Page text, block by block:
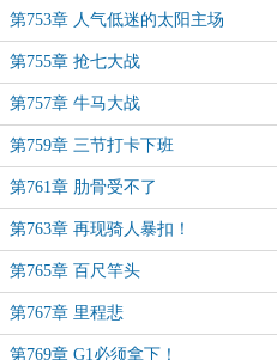
第753章 人气低迷的太阳主场
第755章 抢七大战
第757章 牛马大战
第759章 三节打卡下班
第761章 肋骨受不了
第763章 再现骑人暴扣！
第765章 百尺竿头
第767章 里程悲
第769章 G1必须拿下！